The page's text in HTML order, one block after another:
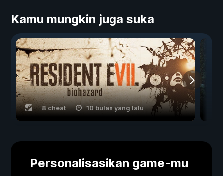
Kamu mungkin juga suka
8 cheat 10 bulan yang lalu
Personalisasikan game-mu